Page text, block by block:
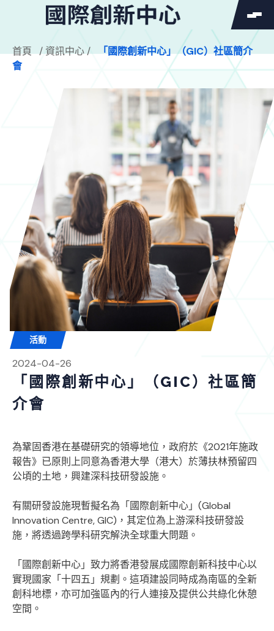
Search
for:
首頁 /資訊中心/ 「國際創新中⼼」（GIC）社區簡介
會
活動
2024-04-26
「國際創新中⼼」（GIC）社區簡
介會
為鞏固香港在基礎研究的領導地位，政府於《2021年施政
報告》已原則上同意為香港大學（港大）於薄扶林預留四
公頃的土地，興建深科技研發設施。
有關研發設施現暫擬名為「國際創新中心」(Global
Innovation Centre, GIC)，其定位為上游深科技研發設
施，將透過跨學科研究解決全球重大問題。
「國際創新中心」致力將香港發展成國際創新科技中心以
實現國家「十四五」規劃。這項建設同時成為南區的全新
創科地標，亦可加強區內的行人連接及提供公共綠化休憩
空間。